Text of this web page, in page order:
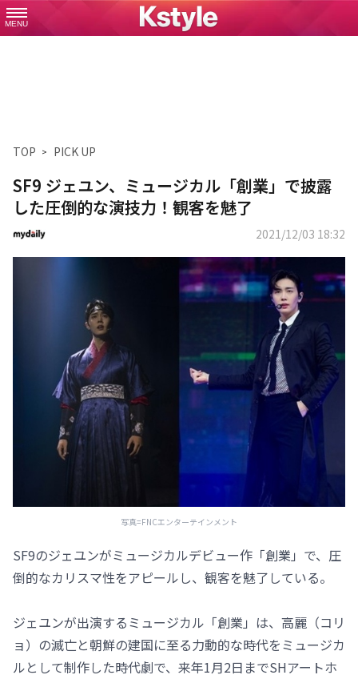
MENU
TOP PICK UP
SF9 ジェユン、ミュージカル「創業」で披露
した圧倒的な演技力！観客を魅了
2021/12/03 18:32
写真=FNCエンターテインメント
SF9のジェユンがミュージカルデビュー作「創業」で、圧
倒的なカリスマ性をアピールし、観客を魅了している。
ジェユンが出演するミュージカル「創業」は、高麗（コリ
ョ）の滅亡と朝鮮の建国に至る力動的な時代をミュージカ
ルとして制作した時代劇で、来年1月2日までSHアートホ